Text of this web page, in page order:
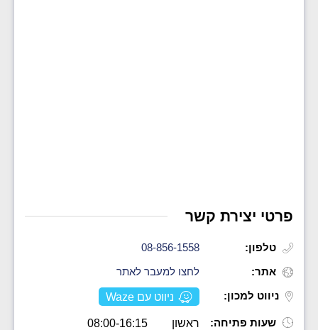
פרטי יצירת קשר
טלפון:
08-856-1558
אתר:
לחצו למעבר לאתר
ניווט למכון:
ניווט עם Waze
שעות פתיחה: ראשון
08:00-16:15